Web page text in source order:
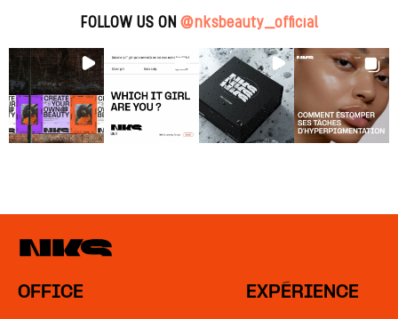
FOLLOW US ON @nksbeauty_official
OFFICE EXPÉRIENCE